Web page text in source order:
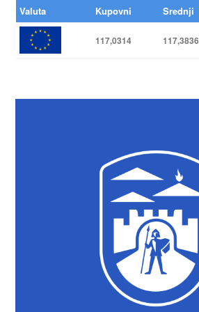
Valuta Kupovni Srednji
117,0314 117,3836